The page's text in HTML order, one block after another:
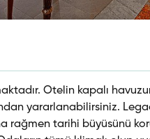
Otelin kapalı
yararlanabilirsiniz.
rağmen tarihi büyüsünü